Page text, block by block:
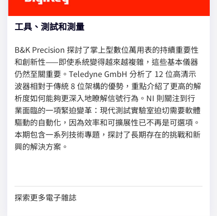
工具、測試和測量
B&K Precision 探討了掌上型數位萬用表的持續重要性
和創新性——即使系統變得越來越複雜，這些基本儀器
仍然至關重要。Teledyne GmbH 分析了 12 位高清示
波器相對于傳統 8 位架構的優勢，重點介紹了更高的解
析度如何能夠更深入地瞭解信號行為。NI 則關注到行
業面臨的一項緊迫變革：現代測試實驗室迫切需要軟體
驅動的自動化，因為效率和可擴展性已不再是可選項。
本期包含一系列技術專題，探討了長期存在的挑戰和新
興的解決方案。
探索更多電子雜誌